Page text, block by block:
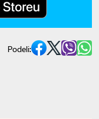
Podeli: